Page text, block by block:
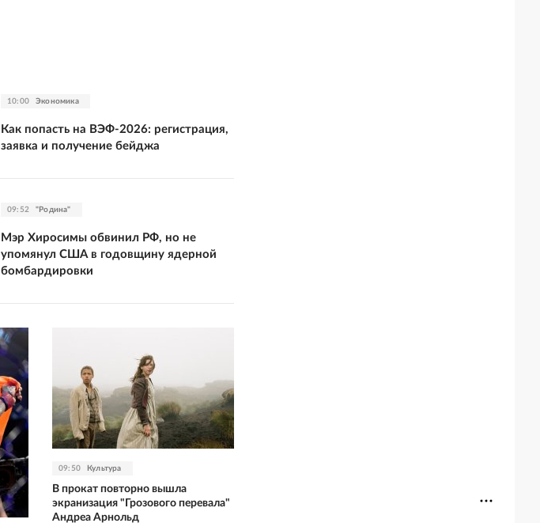
10:00 Экономика
Как попасть на ВЭФ-2026: регистрация,
заявка и получение бейджа
09:52 "Родина"
Мэр Хиросимы обвинил РФ, но не
упомянул США в годовщину ядерной
бомбардировки
09:50 Культура
В прокат повторно вышла
экранизация "Грозового перевала"
Андреа Арнольд